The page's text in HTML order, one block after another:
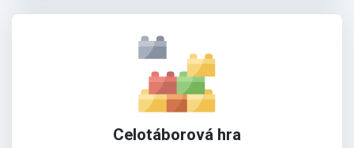
Celotáborová hra